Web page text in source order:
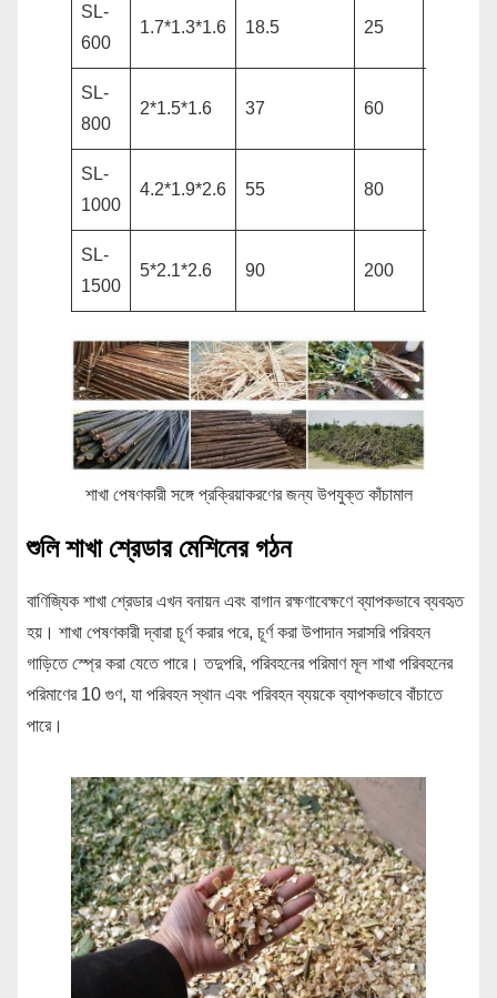
SL-
600
1.7*1.3*1.6 18.5 25
SL-
800
2*1.5*1.6 37 60
SL-
1000
4.2*1.9*2.6 55 80
SL-
1500
5*2.1*2.6 90 200
শাখা পেষণকারী সঙ্গে প্রক্রিয়াকরণের জন্য উপযুক্ত কাঁচামাল
শুলি শাখা শ্রেডার মেশিনের গঠন
বাণিজ্যিক শাখা শ্রেডার এখন বনায়ন এবং বাগান রক্ষণাবেক্ষণে ব্যাপকভাবে ব্যবহৃত
হয়। শাখা পেষণকারী দ্বারা চূর্ণ করার পরে, চূর্ণ করা উপাদান সরাসরি পরিবহন
গাড়িতে স্প্রে করা যেতে পারে। তদুপরি, পরিবহনের পরিমাণ মূল শাখা পরিবহনের
পরিমাণের 10 গুণ, যা পরিবহন স্থান এবং পরিবহন ব্যয়কে ব্যাপকভাবে বাঁচাতে
পারে।